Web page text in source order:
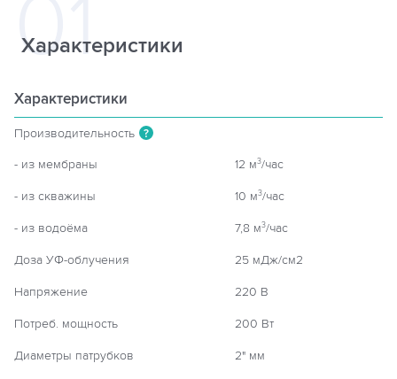
Характеристики
Характеристики
Производительность ?
- из мембраны 12 м3/час
- из скважины 10 м3/час
- из водоёма 7,8 м3/час
Доза УФ-облучения 25 мДж/см2
Напряжение 220 В
Потреб. мощность 200 Вт
Диаметры патрубков 2" мм